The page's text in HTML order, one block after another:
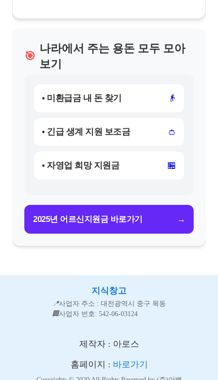
🎯
나라에서 주는 용돈 모두 모아
보기
• 미환급금 내 돈 찾기 👴
• 긴급 생계 지원 보조금 👛
• 자영업 희망 지원금 🏪
2025년 어르신지원금 바로가기 →
지식창고
📍사업자 주소 : 대전광역시 중구 목동
🏢사업자 번호: 542-06-03124
제작자 : 아로스
홈페이지 : 바로가기